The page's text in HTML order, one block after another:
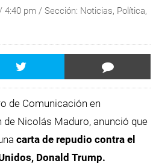
4:40 pm / Sección: Noticias, Política,
de Comunicación en
Nicolás Maduro, anunció que
carta de repudio contra el
Donald Trump.